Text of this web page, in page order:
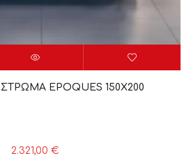
ΣΤΡΩΜΑ EPOQUES 150X200
2.321,00 €